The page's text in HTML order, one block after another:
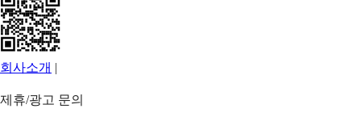
회사소개 |
제휴/광고 문의